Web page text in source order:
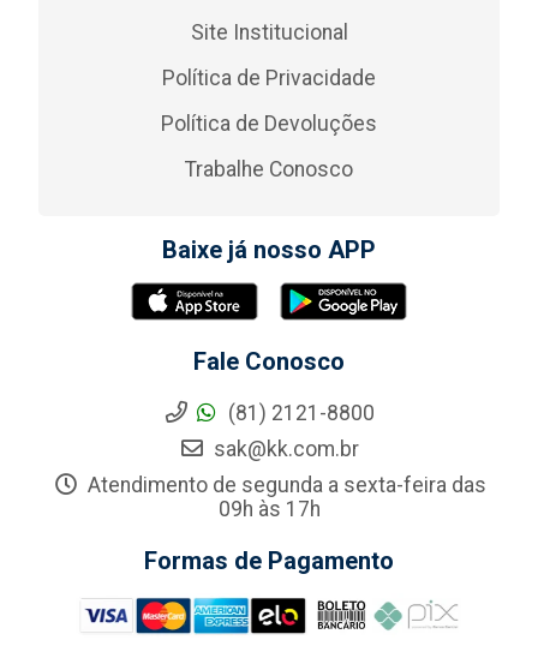
Site Institucional
Política de Privacidade
Política de Devoluções
Trabalhe Conosco
Baixe já nosso APP
Fale Conosco
(81) 2121-8800
sak@kk.com.br
Atendimento de segunda a sexta-feira das
09h às 17h
Formas de Pagamento